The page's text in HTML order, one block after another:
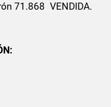
71.868 VENDIDA.